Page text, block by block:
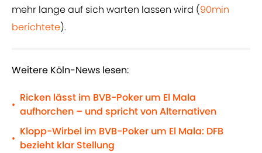
mehr lange auf sich warten lassen wird (90min
berichtete).
Weitere Köln-News lesen:
•
Ricken lässt im BVB-Poker um El Mala
aufhorchen – und spricht von Alternativen
•
Klopp-Wirbel im BVB-Poker um El Mala: DFB
bezieht klar Stellung